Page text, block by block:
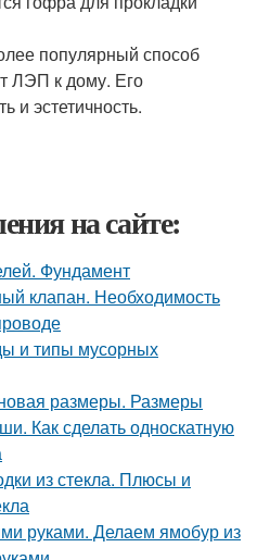
популярный способ
ЛЭП к дому. Его
и эстетичность.
на сайте:
Фундамент
клапан. Необходимость
и типы мусорных
размеры. Размеры
Как сделать односкатную
из стекла. Плюсы и
руками. Делаем ямобур из